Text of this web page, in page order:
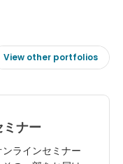
View other portfolios
ナー
ラインセミナー